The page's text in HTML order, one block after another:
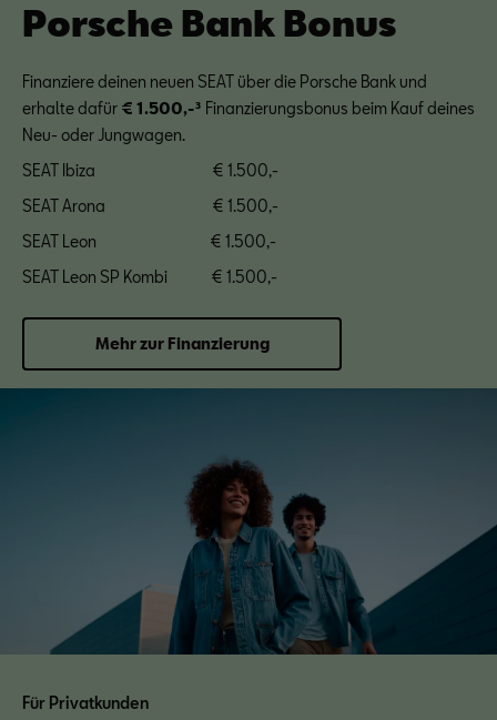
Porsche Bank Bonus
Finanziere deinen neuen SEAT über die Porsche Bank und
erhalte dafür € 1.500,-³ Finanzierungsbonus beim Kauf deines
Neu- oder Jungwagen.
SEAT Ibiza € 1.500,-
SEAT Arona € 1.500,-
SEAT Leon € 1.500,-
SEAT Leon SP Kombi € 1.500,-
Mehr zur Finanzierung
Für Privatkunden